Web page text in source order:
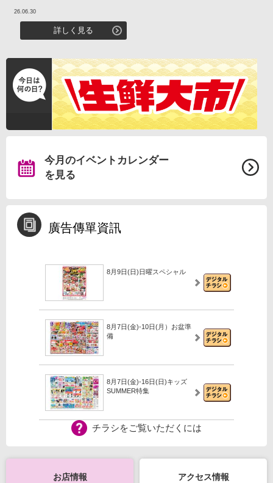
26.06.30
詳しく見る
今月のイベントカレンダー
を見る
廣告傳單資訊
8月9日(日)日曜スペシャル
8月7日(金)-10日(月）お盆準
備
8月7日(金)-16日(日)キッズ
SUMMER特集
チラシをご覧いただくには
お店情報 アクセス情報